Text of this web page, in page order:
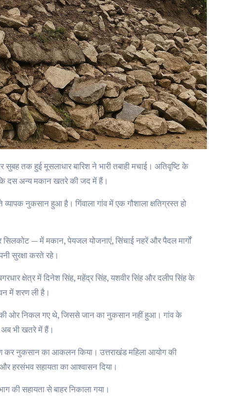
दस अन्य मकान खतरे की जद में हैं।
नुकसान हुआ है। गिंवाला गांव में एक गौशाला क्षतिग्रस्त हो
— में मकान, पेयजल योजनाएं, सिंचाई नहरें और पैदल मार्गों
सुरक्षा करते रहे।
क्षेत्र में दिनेश सिंह, महेंद्र सिंह, यशवीर सिंह और दलीप सिंह के
में शरण ली है।
की ओर निकल गए थे, जिससे जान का नुकसान नहीं हुआ। गांव के
अब भी खतरे में हैं।
कर नुकसान का आकलन किया। उत्तराखंड महिला आयोग की
और हरसंभव सहायता का आश्वासन दिया।
की सहायता से बाहर निकाला गया।